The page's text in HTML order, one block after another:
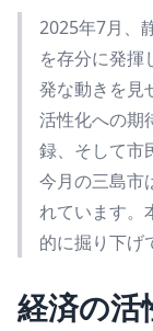
2025年7月、
を存分に発揮
発な動きを見
活性化への期
録、そして市
今月の三島市
れています。
的に掘り下げ
経済の活